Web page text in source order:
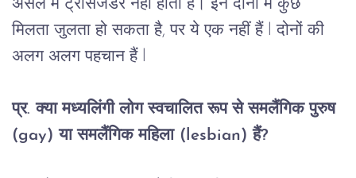
असल में ट्रांसजेंडर नहीं होता
है। इन दोनों में कुछ
मिलता जुलता हो सकता है, पर ये एक नहीं हैं l दोनों की
अलग अलग पहचान हैं l
प्र. क्या मध्यलिंगी लोग स्वचालित रूप से समलैंगिक पुरुष
(gay) या समलैंगिक महिला (lesbian) हैं?